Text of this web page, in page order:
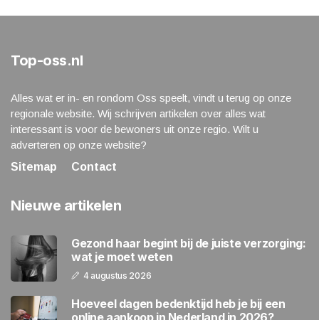
Top-oss.nl
Alles wat er in- en rondom Oss speelt, vindt u terug op onze
regionale website. Wij schrijven artikelen over alles wat
interessant is voor de bewoners uit onze regio. Wilt u
adverteren op onze website?
Sitemap
Contact
Nieuwe artikelen
Gezond haar begint bij de juiste verzorging:
wat je moet weten
4 augustus 2026
Hoeveel dagen bedenktijd heb je bij een
online aankoop in Nederland in 2026?